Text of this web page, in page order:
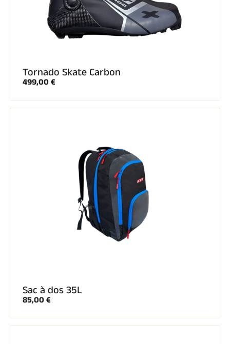
Tornado Skate Carbon
499,00 €
Sac à dos 35L
85,00 €